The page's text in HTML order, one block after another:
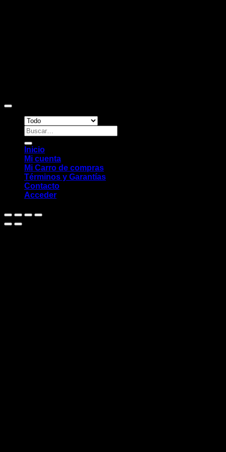
Buscar
por:
Inicio
Mi cuenta
Mi Carro de compras
Términos y Garantías
Contacto
Acceder